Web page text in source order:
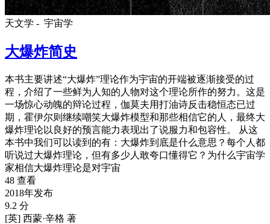
天文学 - 宇宙学
大爆炸简史
本书主要讲述“大爆炸”理论作为宇宙的开端被逐渐接受的过
程，介绍了一些鲜为人知的人物对这个理论所作的努力。这是
一场惊心动魄的辩论过程，伽莫夫用打油诗反击稳恒态已过
期，霍伊尔则继续嘲笑大爆炸模型和那些相信它的人，最终大
爆炸理论以良好的预言能力表现出了说服力和包容性。 从这
本书中我们可以读到的有：大爆炸到底是什么意思？每个人都
听说过大爆炸理论，但有多少人敢夸口懂得它？为什么宇宙学
家相信大爆炸理论是对宇宙
48 查看
2018年发布
9.2 分
[英] 西蒙·辛格 著